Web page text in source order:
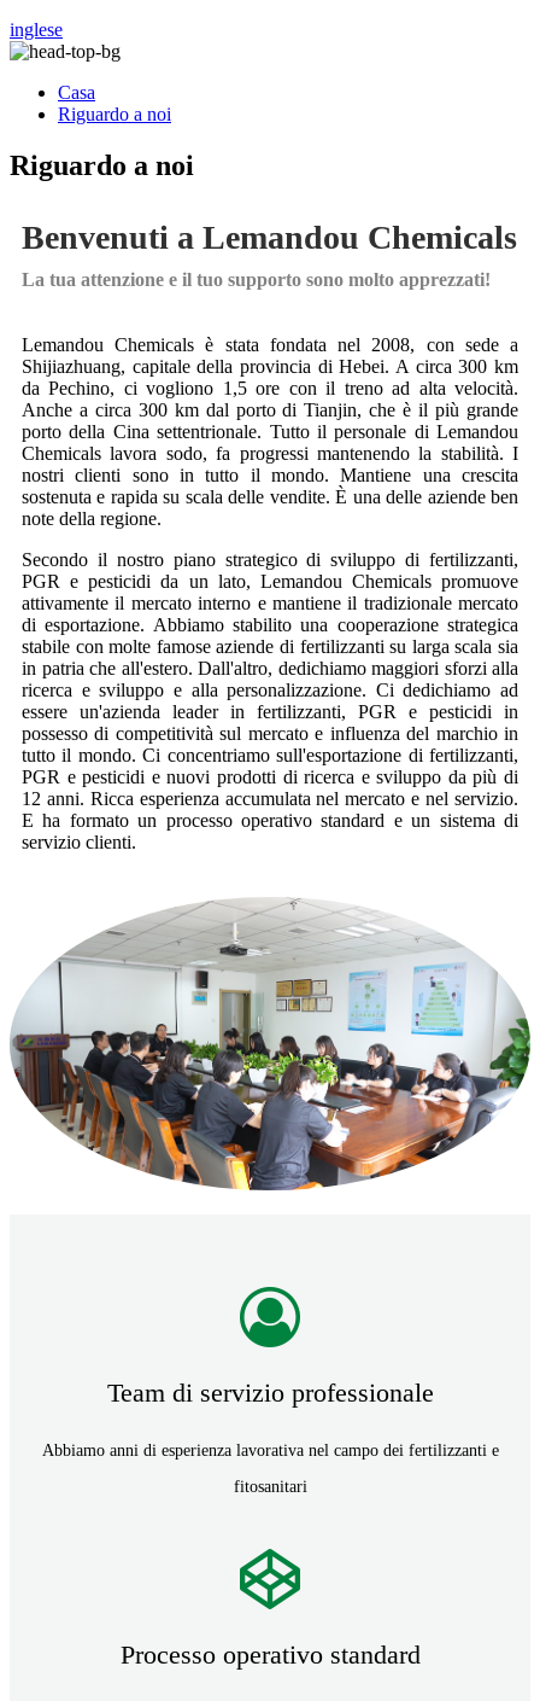
inglese
Casa
Riguardo a noi
Riguardo a noi
Benvenuti a Lemandou Chemicals
La tua attenzione e il tuo supporto sono molto apprezzati!
Lemandou Chemicals è stata fondata nel 2008, con sede a
Shijiazhuang, capitale della provincia di Hebei. A circa 300 km
da Pechino, ci vogliono 1,5 ore con il treno ad alta velocità.
Anche a circa 300 km dal porto di Tianjin, che è il più grande
porto della Cina settentrionale. Tutto il personale di Lemandou
Chemicals lavora sodo, fa progressi mantenendo la stabilità. I
nostri clienti sono in tutto il mondo. Mantiene una crescita
sostenuta e rapida su scala delle vendite. È una delle aziende ben
note della regione.
Secondo il nostro piano strategico di sviluppo di fertilizzanti,
PGR e pesticidi da un lato, Lemandou Chemicals promuove
attivamente il mercato interno e mantiene il tradizionale mercato
di esportazione. Abbiamo stabilito una cooperazione strategica
stabile con molte famose aziende di fertilizzanti su larga scala sia
in patria che all'estero. Dall'altro, dedichiamo maggiori sforzi alla
ricerca e sviluppo e alla personalizzazione. Ci dedichiamo ad
essere un'azienda leader in fertilizzanti, PGR e pesticidi in
possesso di competitività sul mercato e influenza del marchio in
tutto il mondo. Ci concentriamo sull'esportazione di fertilizzanti,
PGR e pesticidi e nuovi prodotti di ricerca e sviluppo da più di
12 anni. Ricca esperienza accumulata nel mercato e nel servizio.
E ha formato un processo operativo standard e un sistema di
servizio clienti.
Team di servizio professionale
Abbiamo anni di esperienza lavorativa nel campo dei fertilizzanti e
fitosanitari
Processo operativo standard